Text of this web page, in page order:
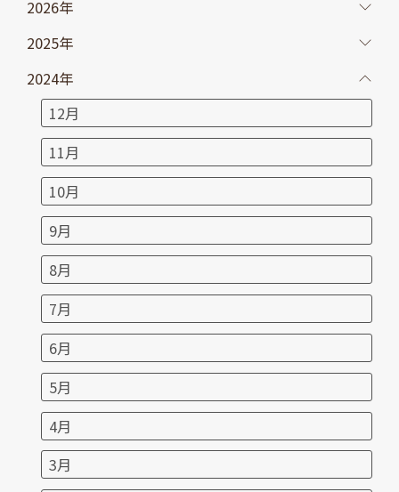
2026年
2025年
2024年
12月
11月
10月
9月
8月
7月
6月
5月
4月
3月